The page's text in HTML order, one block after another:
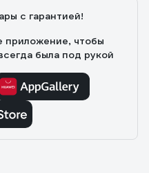
с гарантией!
приложение, чтобы
была под рукой